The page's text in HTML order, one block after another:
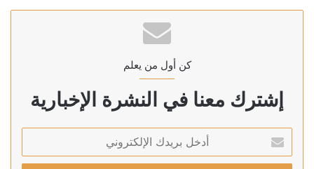
كن أول من يعلم
إشترك معنا في النشرة الإخبارية
بريدك
الإلكتروني